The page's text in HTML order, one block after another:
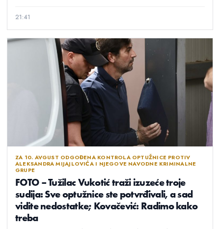
21:41
ZA 10. AVGUST ODGOĐENA KONTROLA OPTUŽNICE PROTIV
ALEKSANDRA MIJAJLOVIĆA I NJEGOVE NAVODNE KRIMINALNE
GRUPE
FOTO – Tužilac Vukotić traži izuzeće troje
sudija: Sve optužnice ste potvrđivali, a sad
vidite nedostatke; Kovačević: Radimo kako
treba